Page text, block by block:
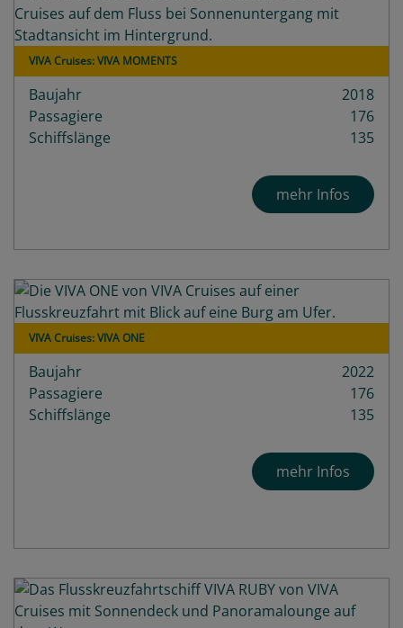
VIVA Cruises: VIVA MOMENTS
Baujahr
2018
Passagiere
176
Schiffslänge
135
mehr Infos
VIVA Cruises: VIVA ONE
Baujahr
2022
Passagiere
176
Schiffslänge
135
mehr Infos